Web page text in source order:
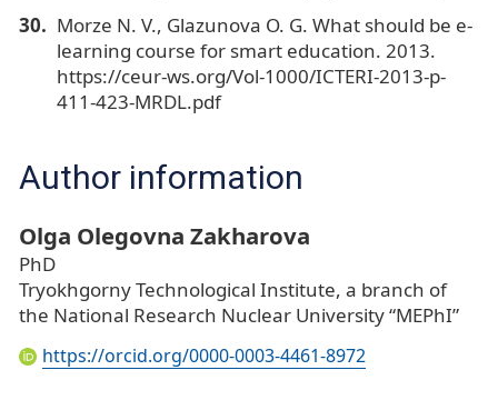
Morze N. V., Glazunova O. G. What should be e-
learning course for smart education. 2013.
https://ceur-ws.org/Vol-1000/ICTERI-2013-p-
411-423-MRDL.pdf
Author information
Olga Olegovna Zakharova
PhD
Tryokhgorny Technological Institute, a branch of
the National Research Nuclear University “MEPhI”
https://orcid.org/0000-0003-4461-8972